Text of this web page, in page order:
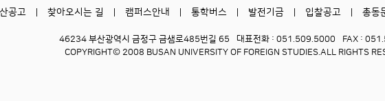
공고 찾아오시는 길 캠퍼스안내 통학버스 발전기금 입찰공고 총동
46234 부산광역시 금정구 금샘로485번길 65 대표전화 : 051.509.5000
FAX :
COPYRIGHT© 2008 BUSAN UNIVERSITY OF FOREIGN STUDIES. ALL RIGHTS